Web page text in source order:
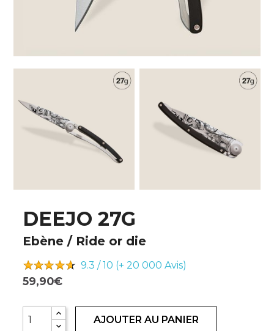
DEEJO 27G
Ebène / Ride or die
9.3 / 10 (+ 20 000 Avis)
59,90€
AJOUTER AU PANIER